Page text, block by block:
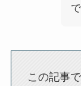
この記事